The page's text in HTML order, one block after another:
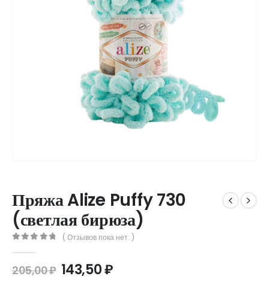
Пряжа Alize Puffy 730
(светлая бирюза)
( Отзывов пока нет. )
205,00₽ 143,50₽